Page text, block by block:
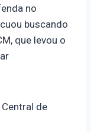
no
buscando
que levou o
de